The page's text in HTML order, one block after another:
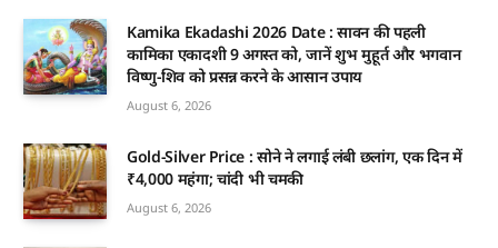
Kamika Ekadashi 2026 Date : सावन की पहली
कामिका एकादशी 9 अगस्त को, जानें शुभ मुहूर्त और भगवान
विष्णु-शिव को प्रसन्न करने के आसान उपाय
August 6, 2026
Gold-Silver Price : सोने ने लगाई लंबी छलांग, एक दिन में
₹4,000 महंगा; चांदी भी चमकी
August 6, 2026